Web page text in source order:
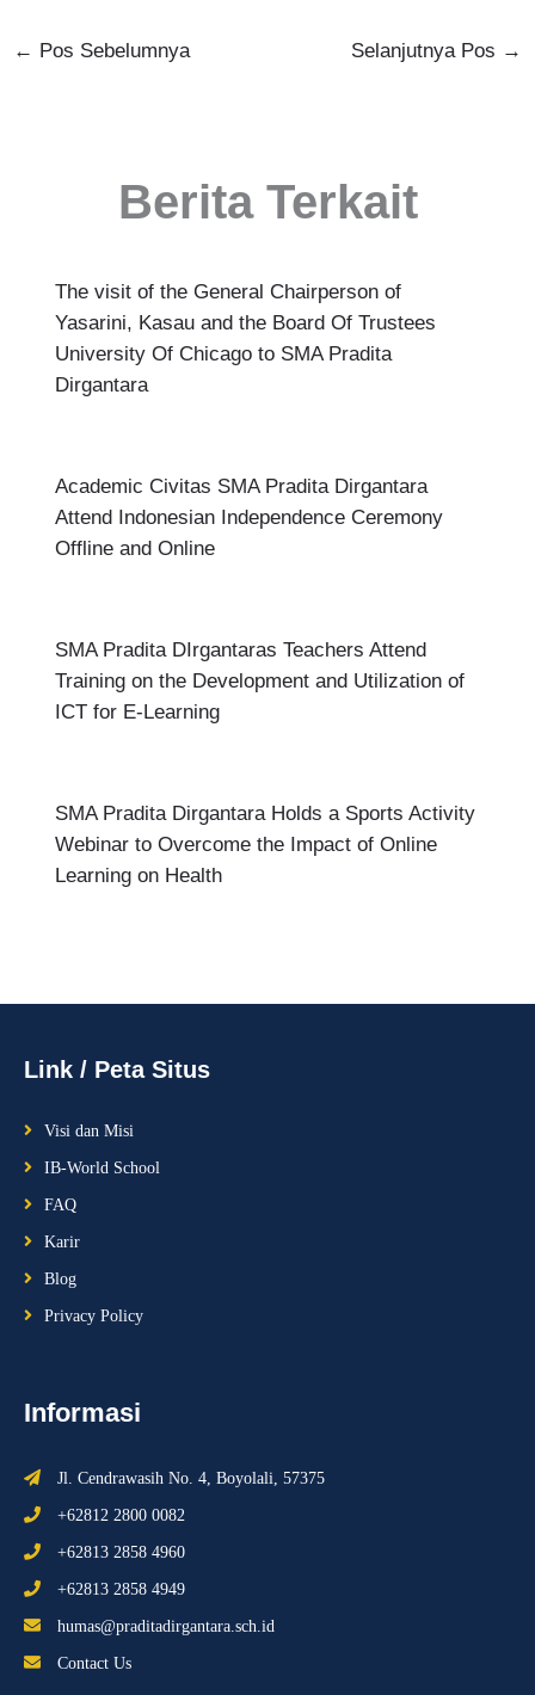
← Pos Sebelumnya Selanjutnya Pos →
Berita Terkait
The visit of the General Chairperson of
Yasarini, Kasau and the Board Of Trustees
University Of Chicago to SMA Pradita
Dirgantara
Academic Civitas SMA Pradita Dirgantara
Attend Indonesian Independence Ceremony
Offline and Online
SMA Pradita DIrgantaras Teachers Attend
Training on the Development and Utilization of
ICT for E-Learning
SMA Pradita Dirgantara Holds a Sports Activity
Webinar to Overcome the Impact of Online
Learning on Health
Link / Peta Situs
Visi dan Misi
IB-World School
FAQ
Karir
Blog
Privacy Policy
Informasi
Jl. Cendrawasih No. 4, Boyolali, 57375
+62812 2800 0082
+62813 2858 4960
+62813 2858 4949
humas@praditadirgantara.sch.id
Contact Us